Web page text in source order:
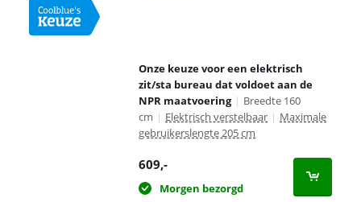
Onze keuze voor een elektrisch
zit/sta bureau dat voldoet aan de
NPR maatvoering | Breedte 160
cm | Elektrisch verstelbaar | Maximale
gebruikerslengte 205 cm
609,-
Morgen bezorgd